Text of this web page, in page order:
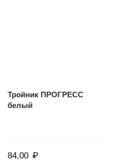
Тройник ПРОГРЕСС
белый
84,00 ₽